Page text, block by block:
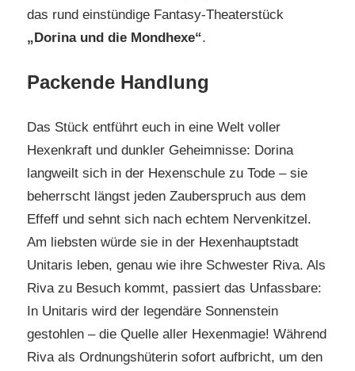
das rund einstündige Fantasy-Theaterstück
„Dorina und die Mondhexe“.
Packende Handlung
Das Stück entführt euch in eine Welt voller
Hexenkraft und dunkler Geheimnisse: Dorina
langweilt sich in der Hexenschule zu Tode – sie
beherrscht längst jeden Zauberspruch aus dem
Effeff und sehnt sich nach echtem Nervenkitzel.
Am liebsten würde sie in der Hexenhauptstadt
Unitaris leben, genau wie ihre Schwester Riva. Als
Riva zu Besuch kommt, passiert das Unfassbare:
In Unitaris wird der legendäre Sonnenstein
gestohlen – die Quelle aller Hexenmagie! Während
Riva als Ordnungshüterin sofort aufbricht, um den